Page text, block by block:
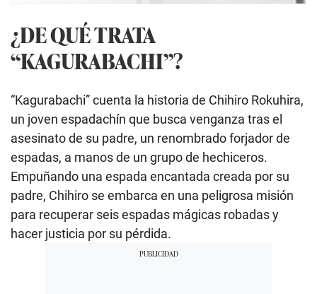
¿DE QUÉ TRATA
“KAGURABACHI”?
“Kagurabachi” cuenta la historia de Chihiro Rokuhira,
un joven espadachín que busca venganza tras el
asesinato de su padre, un renombrado forjador de
espadas, a manos de un grupo de hechiceros.
Empuñando una espada encantada creada por su
padre, Chihiro se embarca en una peligrosa misión
para recuperar seis espadas mágicas robadas y
hacer justicia por su pérdida.